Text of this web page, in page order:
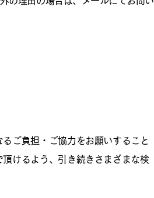
ご負担・ご協力をお願いすること
けるよう、引き続きさまざまな検